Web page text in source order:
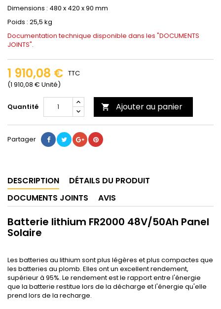
Dimensions : 480 x 420 x 90 mm
Poids : 25,5 kg
Documentation technique disponible dans les "DOCUMENTS
JOINTS".
1 910,08 €
(1 910,08 € Unité)
TTC
Quantité  Ajouter au panier
Partager
DESCRIPTION
DÉTAILS DU PRODUIT
DOCUMENTS JOINTS
AVIS
Batterie lithium FR2000 48V/50Ah Panel
Solaire
Les batteries au lithium sont plus légères et plus compactes que
les batteries au plomb. Elles ont un excellent rendement,
supérieur à 95%. Le rendement est le rapport entre l'énergie
que la batterie restitue lors de la décharge et l'énergie qu'elle
prend lors de la recharge.